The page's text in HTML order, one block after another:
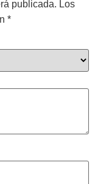
publicada. Los
*